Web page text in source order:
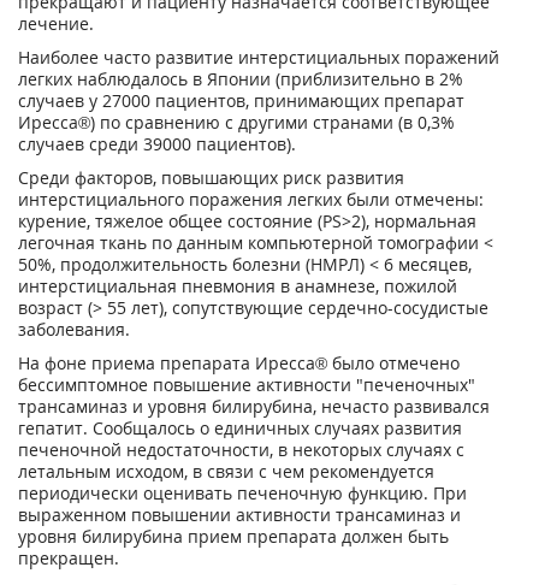
лечение.
Наиболее часто развитие интерстициальных поражений
легких наблюдалось в Японии (приблизительно в 2%
случаев у 27000 пациентов, принимающих препарат
Иресса®) по сравнению с другими странами (в 0,3%
случаев среди 39000 пациентов).
Среди факторов, повышающих риск развития
интерстициального поражения легких были отмечены:
курение, тяжелое общее состояние (PS>2), нормальная
легочная ткань по данным компьютерной томографии <
50%, продолжительность болезни (НМРЛ) < 6 месяцев,
интерстициальная пневмония в анамнезе, пожилой
возраст (> 55 лет), сопутствующие сердечно-сосудистые
заболевания.
На фоне приема препарата Иресса® было отмечено
бессимптомное повышение активности "печеночных"
трансаминаз и уровня билирубина, нечасто развивался
гепатит. Сообщалось о единичных случаях развития
печеночной недостаточности, в некоторых случаях с
летальным исходом, в связи с чем рекомендуется
периодически оценивать печеночную функцию. При
выраженном повышении активности трансаминаз и
уровня билирубина прием препарата должен быть
прекращен.